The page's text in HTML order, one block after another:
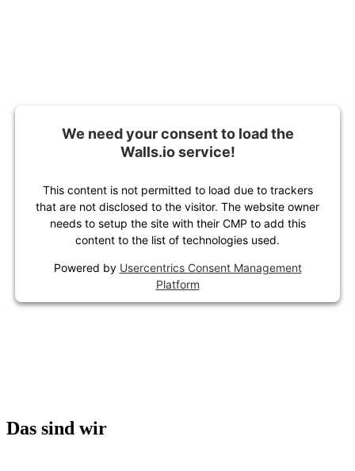
We need your consent to load the
Walls.io service!
This content is not permitted to load due to trackers
that are not disclosed to the visitor. The website owner
needs to setup the site with their CMP to add this
content to the list of technologies used.
Powered by Usercentrics Consent Management
Platform
Das sind wir